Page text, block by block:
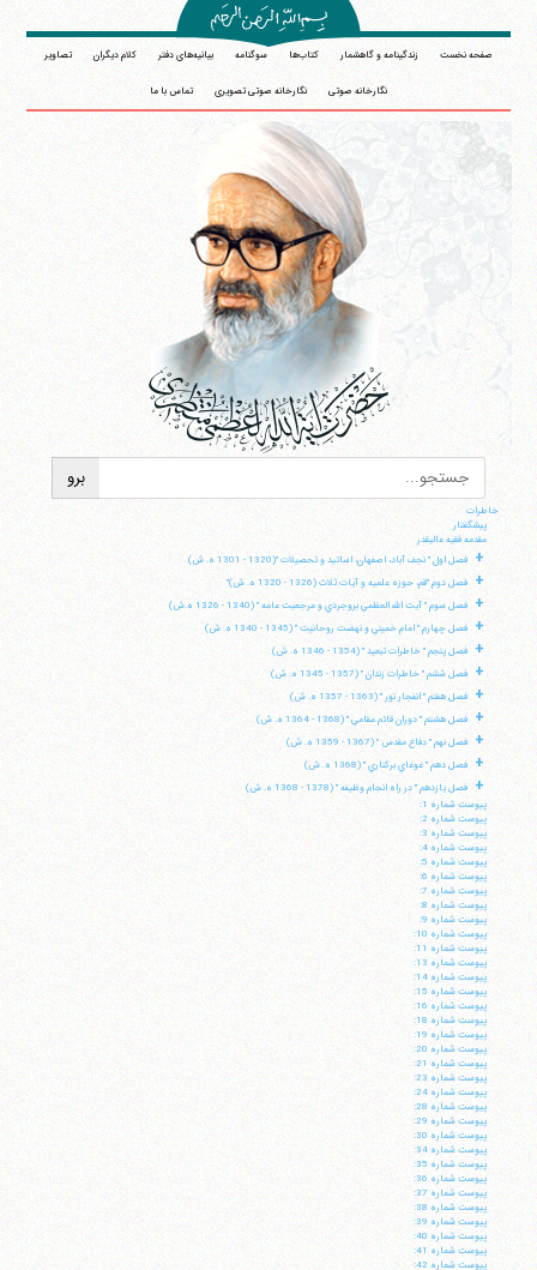
صفحه نخست زندگینامه و گاهشمار کتاب‌ها سوگنامه بیانیه‌های دفتر کلام دیگران تصاویر
نگارخانه صوتی نگارخانه صوتی تصویری تماس با ما
خاطرات
پيشگفتار
مقدمه فقيه عاليقدر
+ فصل اول " نجف آباد، اصفهان، اساتيد و تحصيلات "(1320 - 1301 ه. ش)
+ فصل دوم "قم، حوزه علميه و آيات ثلاث (1326 - 1320 ه. ش)"
+ فصل سوم " آيت الله العظمي بروجردي و مرجعيت عامه " (1340 - 1326 ه.ش)
+ فصل چهارم " امام خميني و نهضت روحانيت " (1345 - 1340 ه. ش)
+ فصل پنجم " خاطرات تبعيد " (1354 - 1346 ه. ش)
+ فصل ششم " خاطرات زندان " (1357 - 1345 ه. ش)
+ فصل هفتم " انفجار نور " (1363 - 1357 ه. ش)
+ فصل هشتم " دوران قائم مقامي " (1368 - 1364 ه. ش)
+ فصل نهم " دفاع مقدس " (1367 - 1359 ه. ش)
+ فصل دهم " غوغاي بركناري " (1368 ه. ش)
+
فصل يازدهم " در راه انجام وظيفه " (1378 - 1368 ه. ش)
پيوست شماره 1:
پيوست شماره 2:
پيوست شماره 3:
پيوست شماره 4:
پيوست شماره 5:
پيوست شماره 6:
پيوست شماره 7:
پيوست شماره 8:
پيوست شماره 9:
پيوست شماره 10:
پيوست شماره 11:
پيوست شماره 13:
پيوست شماره 14:
پيوست شماره 15:
پيوست شماره 16:
پيوست شماره 18:
پيوست شماره 19:
پيوست شماره 20:
پيوست شماره 21:
پيوست شماره 23:
پيوست شماره 24:
پيوست شماره 28:
پيوست شماره 29:
پيوست شماره 30:
پيوست شماره 34:
پيوست شماره 35:
پيوست شماره 36:
پيوست شماره 37:
پيوست شماره 38:
پيوست شماره 39:
پيوست شماره 40:
پيوست شماره 41:
پيوست شماره 42: